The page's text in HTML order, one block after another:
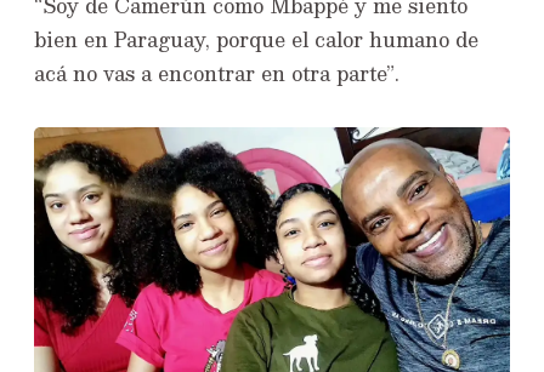
bien en Paraguay, porque el calor humano de
acá no vas a encontrar en otra parte”.